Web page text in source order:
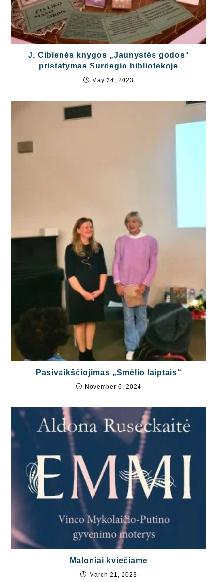
J. Cibienės knygos „Jaunystės godos“
pristatymas Surdegio bibliotekoje
May 24, 2023
Pasivaikščiojimas „Smėlio laiptais“
November 6, 2024
Maloniai kviečiame
March 21, 2023